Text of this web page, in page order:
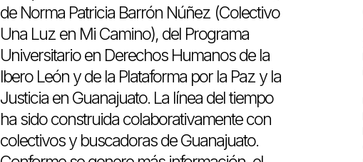
de Norma Patricia Barrón Núñez (Colectivo
Una Luz en Mi Camino), del Programa
Universitario en Derechos Humanos de la
Ibero León y de la Plataforma por la Paz y la
Justicia en Guanajuato. La línea del tiempo
ha sido construida colaborativamente con
colectivos y buscadoras de Guanajuato.